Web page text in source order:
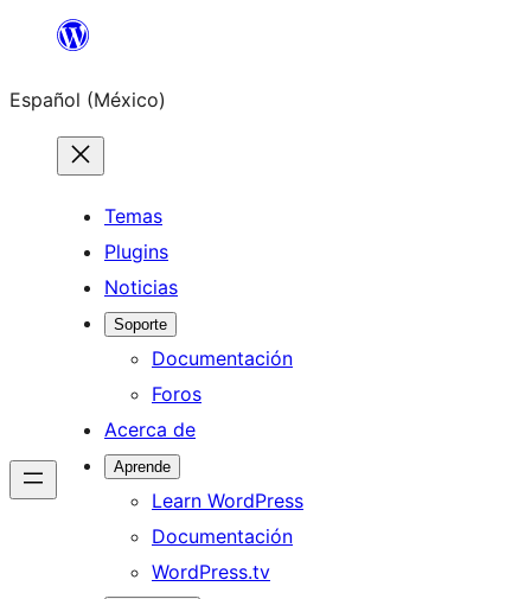
Saltar
contenido
Español (México)
Temas
Plugins
Noticias
Soporte
Documentación
Foros
Acerca de
Aprende
Learn WordPress
Documentación
WordPress.tv